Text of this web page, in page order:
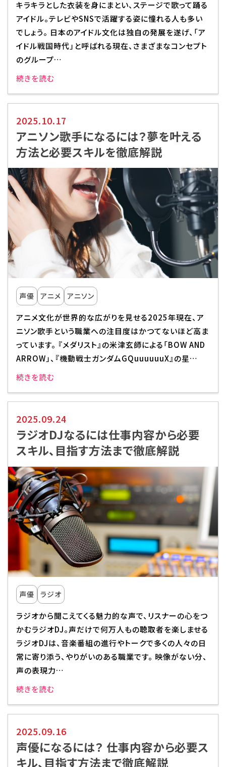
キラキラとした衣装を身にまとい、ステージで歌って踊る
アイドル。テレビやSNSで活躍する姿に憧れる人も多い
でしょう。 日本のアイドル文化は独自の発展を遂げ、「ア
イドル戦国時代」と呼ばれる現在、さまざまなコンセプト
のグループ…
続きを読む
2025.10.17
アニソン歌手になるには？夢を叶える
方法と必要スキルを徹底解説
声優 アニメ アニソン
アニメ文化が世界的な広がりを見せる2025年現在、ア
ニソン歌手という職業への注目度はかつてないほど高ま
っています。 『メダリスト』の米津玄師による「BOW AND
ARROW」、『機動戦士ガンダムGQuuuuuuX』の星…
続きを読む
2025.09.24
ラジオDJなるには仕事内容から必要
スキル、目指す方法まで徹底解説
声優 ラジオ
ラジオから聞こえてくる魅力的な声で、リスナーの心をつ
かむラジオDJ。声だけで何万人もの聴取者を楽しませる
ラジオDJは、音楽番組の進行やトークで多くの人々の日
常に寄り添う、やりがいのある職業です。 映像がない分、
声の表現力…
続きを読む
2025.09.16
声優になるには？ 仕事内容から必要ス
キル、目指す方法まで徹底解説